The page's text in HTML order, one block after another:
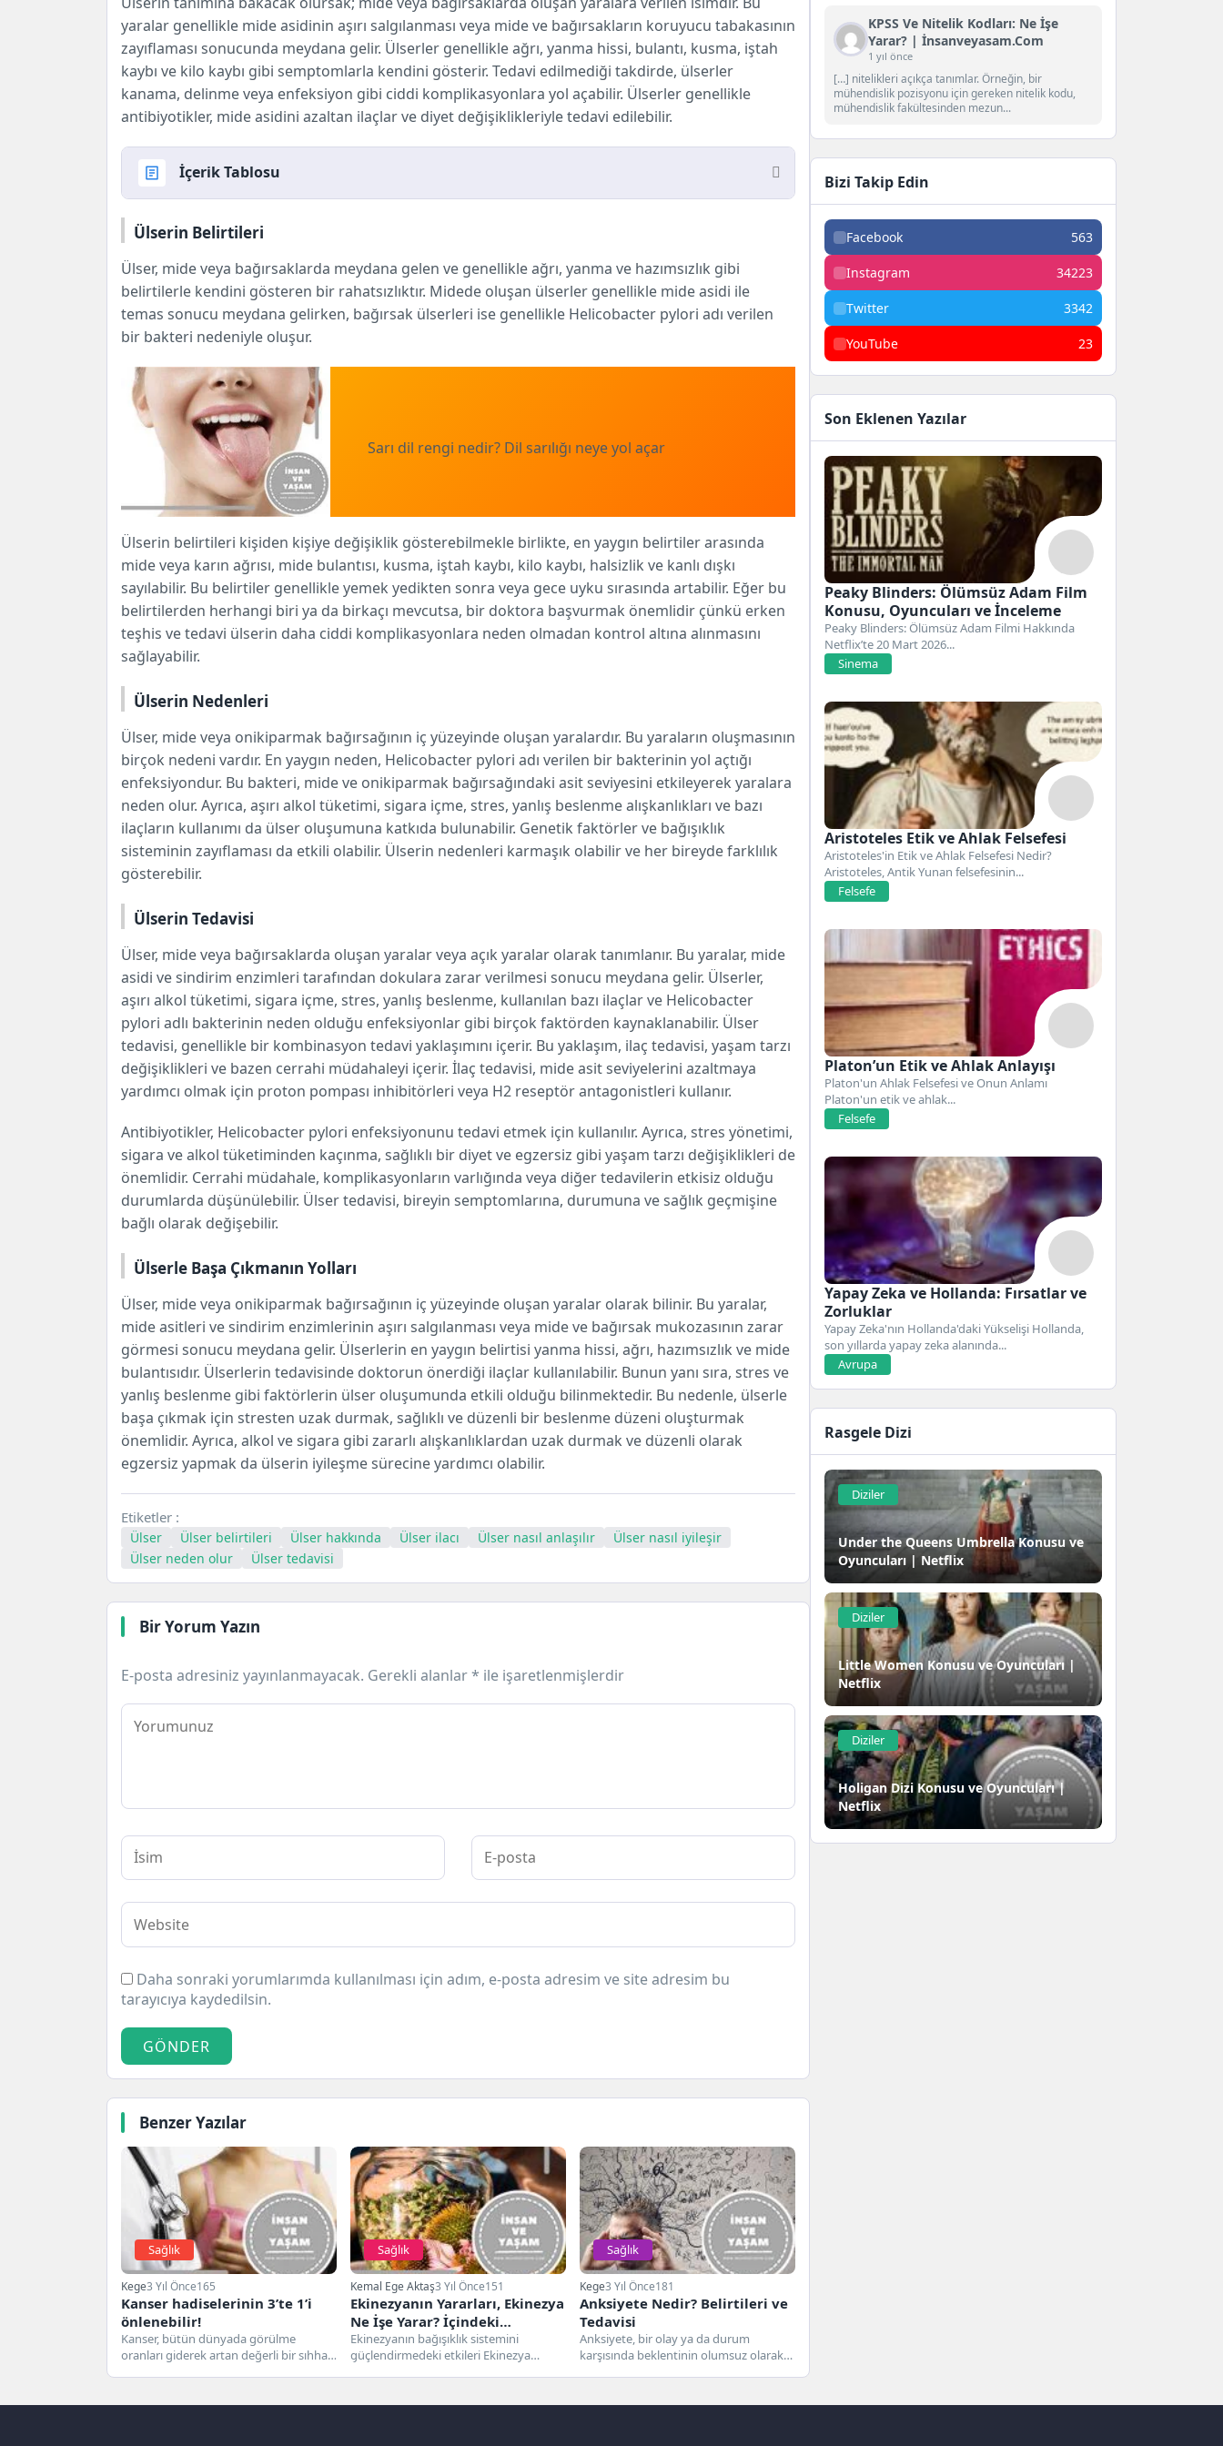
yaralar genellikle mide asidinin aşırı salgılanması veya mide ve bağırsakların koruyucu tabakasının
zayıflaması sonucunda meydana gelir. Ülserler genellikle ağrı, yanma hissi, bulantı, kusma, iştah
kaybı ve kilo kaybı gibi semptomlarla kendini gösterir. Tedavi edilmediği takdirde, ülserler
kanama, delinme veya enfeksiyon gibi ciddi komplikasyonlara yol açabilir. Ülserler genellikle
antibiyotikler, mide asidini azaltan ilaçlar ve diyet değişiklikleriyle tedavi edilebilir.
İçerik Tablosu
Ülser Nedir?
Ülserin Nedenleri
Ülserin Tedavisi
Ülserle Başa Çıkmanın Yolları
Ülserin Belirtileri
Ülser, mide veya bağırsaklarda meydana gelen ve genellikle ağrı, yanma ve hazımsızlık gibi
belirtilerle kendini gösteren bir rahatsızlıktır. Midede oluşan ülserler genellikle mide asidi ile
temas sonucu meydana gelirken, bağırsak ülserleri ise genellikle Helicobacter pylori adı verilen
bir bakteri nedeniyle oluşur.
Sarı dil rengi nedir? Dil sarılığı neye yol açar
Ülserin belirtileri kişiden kişiye değişiklik gösterebilmekle birlikte, en yaygın belirtiler arasında
mide veya karın ağrısı, mide bulantısı, kusma, iştah kaybı, kilo kaybı, halsizlik ve kanlı dışkı
sayılabilir. Bu belirtiler genellikle yemek yedikten sonra veya gece uyku sırasında artabilir. Eğer bu
belirtilerden herhangi biri ya da birkaçı mevcutsa, bir doktora başvurmak önemlidir çünkü erken
teşhis ve tedavi ülserin daha ciddi komplikasyonlara neden olmadan kontrol altına alınmasını
sağlayabilir.
Ülserin Nedenleri
Ülser, mide veya onikiparmak bağırsağının iç yüzeyinde oluşan yaralardır. Bu yaraların oluşmasının
birçok nedeni vardır. En yaygın neden, Helicobacter pylori adı verilen bir bakterinin yol açtığı
enfeksiyondur. Bu bakteri, mide ve onikiparmak bağırsağındaki asit seviyesini etkileyerek yaralara
neden olur. Ayrıca, aşırı alkol tüketimi, sigara içme, stres, yanlış beslenme alışkanlıkları ve bazı
ilaçların kullanımı da ülser oluşumuna katkıda bulunabilir. Genetik faktörler ve bağışıklık
sisteminin zayıflaması da etkili olabilir. Ülserin nedenleri karmaşık olabilir ve her bireyde farklılık
gösterebilir.
Ülserin Tedavisi
Ülser, mide veya bağırsaklarda oluşan yaralar veya açık yaralar olarak tanımlanır. Bu yaralar, mide
asidi ve sindirim enzimleri tarafından dokulara zarar verilmesi sonucu meydana gelir. Ülserler,
aşırı alkol tüketimi, sigara içme, stres, yanlış beslenme, kullanılan bazı ilaçlar ve Helicobacter
pylori adlı bakterinin neden olduğu enfeksiyonlar gibi birçok faktörden kaynaklanabilir. Ülser
tedavisi, genellikle bir kombinasyon tedavi yaklaşımını içerir. Bu yaklaşım, ilaç tedavisi, yaşam tarzı
değişiklikleri ve bazen cerrahi müdahaleyi içerir. İlaç tedavisi, mide asit seviyelerini azaltmaya
yardımcı olmak için proton pompası inhibitörleri veya H2 reseptör antagonistleri kullanır.
Antibiyotikler, Helicobacter pylori enfeksiyonunu tedavi etmek için kullanılır. Ayrıca, stres yönetimi,
sigara ve alkol tüketiminden kaçınma, sağlıklı bir diyet ve egzersiz gibi yaşam tarzı değişiklikleri de
önemlidir. Cerrahi müdahale, komplikasyonların varlığında veya diğer tedavilerin etkisiz olduğu
durumlarda düşünülebilir. Ülser tedavisi, bireyin semptomlarına, durumuna ve sağlık geçmişine
bağlı olarak değişebilir.
Ülserle Başa Çıkmanın Yolları
Ülser, mide veya onikiparmak bağırsağının iç yüzeyinde oluşan yaralar olarak bilinir. Bu yaralar,
mide asitleri ve sindirim enzimlerinin aşırı salgılanması veya mide ve bağırsak mukozasının zarar
görmesi sonucu meydana gelir. Ülserlerin en yaygın belirtisi yanma hissi, ağrı, hazımsızlık ve mide
bulantısıdır. Ülserlerin tedavisinde doktorun önerdiği ilaçlar kullanılabilir. Bunun yanı sıra, stres ve
yanlış beslenme gibi faktörlerin ülser oluşumunda etkili olduğu bilinmektedir. Bu nedenle, ülserle
başa çıkmak için stresten uzak durmak, sağlıklı ve düzenli bir beslenme düzeni oluşturmak
önemlidir. Ayrıca, alkol ve sigara gibi zararlı alışkanlıklardan uzak durmak ve düzenli olarak
egzersiz yapmak da ülserin iyileşme sürecine yardımcı olabilir.
Etiketler :
Ülser Ülser belirtileri Ülser hakkında Ülser ilacı Ülser nasıl anlaşılır
Ülser nasıl iyileşir
Ülser neden olur
Ülser tedavisi
Bir Yorum Yazın
E-posta adresiniz yayınlanmayacak. Gerekli alanlar* ile işaretlenmişlerdir
Daha sonraki yorumlarımda kullanılması için adım, e-posta adresim ve site adresim bu
tarayıcıya kaydedilsin.
GÖNDER
Benzer Yazılar
Sağlık
Kege3 Yıl Önce165
Kanser hadiselerinin 3’te 1’i
önlenebilir!
Kanser, bütün dünyada görülme
oranları giderek artan değerli bir sıhhat
Sağlık
Kemal Ege Aktaş3 Yıl Önce151
Ekinezyanın Yararları, Ekinezya
Ne İşe Yarar? İçindeki
Vitaminler
Ekinezyanın bağışıklık sistemini
güçlendirmedeki etkileri Ekinezya
Ekinezyanın kökleri,...
Sağlık
Kege3 Yıl Önce181
Anksiyete Nedir? Belirtileri ve
Tedavisi
Anksiyete, bir olay ya da durum
karşısında beklentinin olumsuz olarak
KPSS Ve Nitelik Kodları: Ne İşe
Yarar? | İnsanveyasam.com
1 yıl önce
[…] nitelikleri açıkça tanımlar. Örneğin, bir
mühendislik pozisyonu için gereken nitelik kodu,
mühendislik fakültesinden mezun...
Bizi Takip Edin
Facebook 563
Instagram 34223
Twitter 3342
YouTube 23
Son Eklenen Yazılar
Peaky Blinders: Ölümsüz Adam Film
Konusu, Oyuncuları ve İnceleme
Peaky Blinders: Ölümsüz Adam Filmi Hakkında
Netflix’te 20 Mart 2026...
Sinema
Aristoteles Etik ve Ahlak Felsefesi
Aristoteles'in Etik ve Ahlak Felsefesi Nedir?
Aristoteles, Antik Yunan felsefesinin...
Felsefe
Platon’un Etik ve Ahlak Anlayışı
Platon'un Ahlak Felsefesi ve Onun Anlamı
Platon'un etik ve ahlak...
Felsefe
Yapay Zeka ve Hollanda: Fırsatlar ve
Zorluklar
Yapay Zeka'nın Hollanda'daki Yükselişi Hollanda,
son yıllarda yapay zeka alanında...
Avrupa
Rasgele Dizi
Diziler
Under the Queens Umbrella Konusu ve
Oyuncuları | Netflix
Diziler
Little Women Konusu ve Oyuncuları |
Netflix
Diziler
Holigan Dizi Konusu ve Oyuncuları |
Netflix